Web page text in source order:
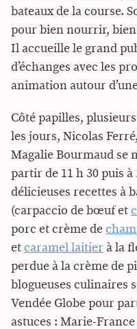
bateaux de la course.
pour bien nourrir,
Il accueille le grand
d’échanges avec les
animation autour
Côté papilles,
les jours, Nicolas
Magalie Bourmaud se
partir de 11 h 30 puis
délicieuses recettes à
(carpaccio de bœuf et
porc et crème de
et caramel laitier à la
perdue à la crème de
blogueuses culinaires
Vendée Globe pour
astuces : Marie-